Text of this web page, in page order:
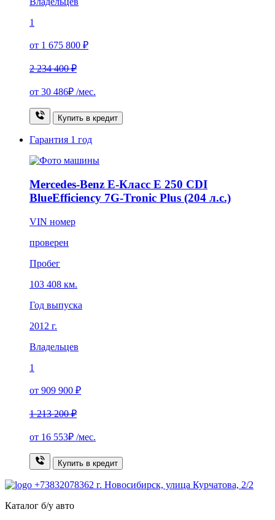
1
от 1 675 800 ₽
2 234 400 ₽
от 30 486₽ /мес.
Купить в кредит
Гарантия 1 год
Mercedes-Benz E-Класс E 250 CDI
BlueEfficiency 7G-Tronic Plus (204 л.с.)
VIN номер
проверен
Пробег
103 408 км.
Год выпуска
2012 г.
Владельцев
1
от 909 900 ₽
1 213 200 ₽
от 16 553₽ /мес.
Купить в кредит
+73832078362 г. Новосибирск, улица Курчатова, 2/2
Каталог б/у авто